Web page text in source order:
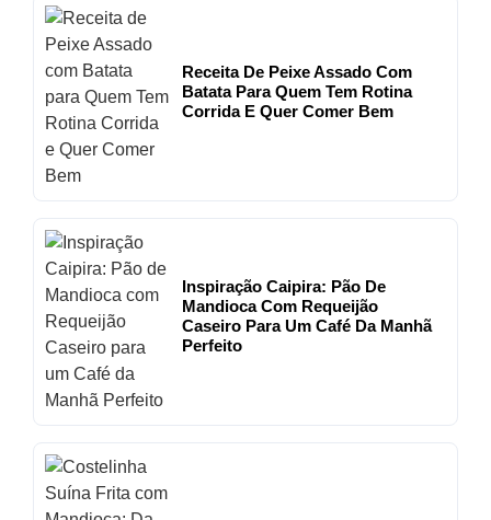
Receita De Peixe Assado Com
Batata Para Quem Tem Rotina
Corrida E Quer Comer Bem
Inspiração Caipira: Pão De
Mandioca Com Requeijão
Caseiro Para Um Café Da Manhã
Perfeito